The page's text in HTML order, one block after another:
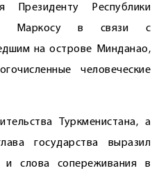
Президенту Республики
Маркосу в связи с
на острове Минданао,
человеческие
Туркменистана, а
государства выразил
и слова сопереживания в